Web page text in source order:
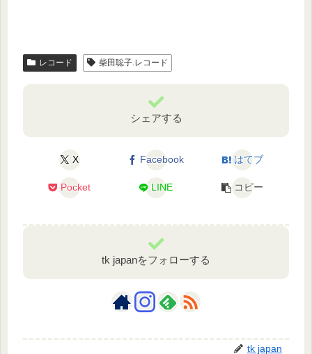
レコード 柴田聡子.レコード
シェアする
X Facebook はてブ
Pocket LINE コピー
tk japanをフォローする
tk japan